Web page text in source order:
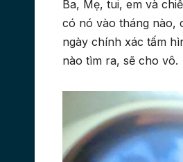
Ba, Mẹ, tui, em và
có nó vào tháng nào,
ngày chính xác tấm
nào tìm ra, sẽ cho vô.